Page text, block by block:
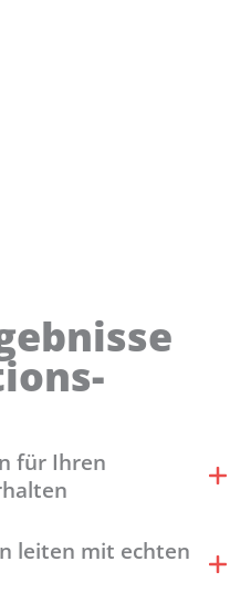
für Ihren
leiten mit echten